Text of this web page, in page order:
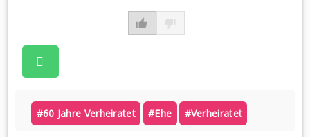
#60 Jahre Verheiratet #ehe #verheiratet